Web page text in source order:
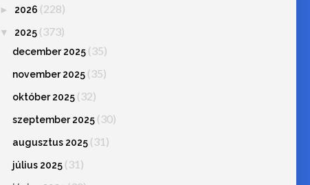
► 2026 (228)
▼ 2025 (373)
december 2025 (35)
november 2025 (35)
október 2025 (32)
szeptember 2025 (30)
augusztus 2025 (31)
július 2025 (31)